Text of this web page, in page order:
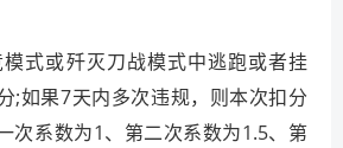
式或歼灭刀战模式中逃跑或者挂
;如果7天内多次违规，则本次扣分
次系数为1、第二次系数为1.5、第